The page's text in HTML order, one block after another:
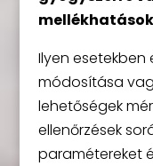
Ilyen
módosítása
lehetőségek
ellenőrzések
paramétereket